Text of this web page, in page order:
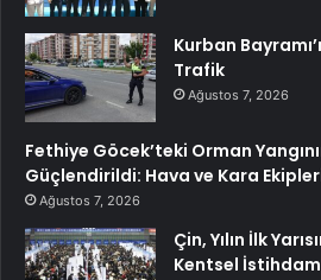
Kurban
Trafik
Ağustos 7, 2026
Fethiye Göcek’teki Orman
Güçlendirildi: Hava ve Kara Ekipleri
Ağustos 7, 2026
Çin, Yılın İlk
Kentsel